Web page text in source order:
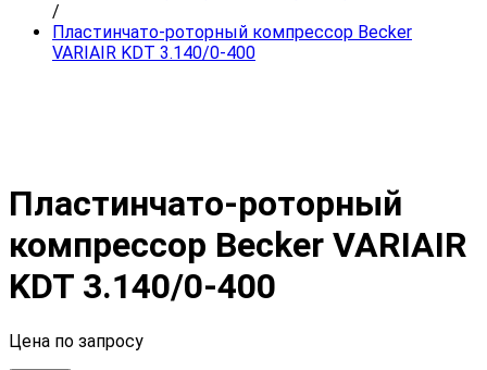
/
Пластинчато-роторный компрессор Becker
VARIAIR KDT 3.140/0-400
Пластинчато-роторный
компрессор Becker VARIAIR
KDT 3.140/0-400
Цена по запросу